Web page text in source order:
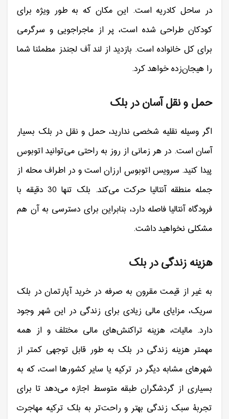
در ساحل کادریه است. این مکان که به طور ویژه برای
کودکان طراحی شده است، پر از ماجراجویی و سرگرمی
برای کل خانواده است. بازدید از لند آف لجندز مطمئنا شما
را هیجان‌زده خواهد کرد.
حمل و نقل آسان در بلک
اگر وسیله نقلیه شخصی ندارید، حمل و نقل در بلک بسیار
آسان است. در هر زمانی از روز به راحتی می‌توانید اتوبوس
پیدا کنید. سرویس اتوبوس ارزان است و در اطراف محله از
جمله منطقه آنتالیا حرکت می‌کند. بلک تنها 30 دقیقه با
فرودگاه آنتالیا فاصله دارد، بنابراین برای دسترسی به آن هم
مشکلی نخواهید داشت.
هزینه زندگی در بلک
به غیر از قیمت مقرون به صرفه در خرید آپارتمان در بلک
سریک، مزایای مالی زیادی برای زندگی در این شهر وجود
دارد. مالیات، هزینه تراکنش‌های مالی مختلف و از همه
مهمتر هزینه زندگی در بلک به طور قابل توجهی کمتر از
شهرهای مشابه دیگر در ترکیه یا سایر کشورها است، که به
بسیاری از گردشگران طبقه متوسط اجازه می‌دهد تا برای
تجربۀ سبک زندگی بهتر و راحت‌تر به بلک ترکیه مهاجرت